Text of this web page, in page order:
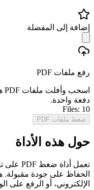
إضافة إلى المفضلة
رفع ملفات PDF
دفعة واحدة.
Files: 10
ضغط ملفات PDF
حول هذه الأداة
الحفاظ على جودة مقبولة.
الإلكتروني، أو الرفع على